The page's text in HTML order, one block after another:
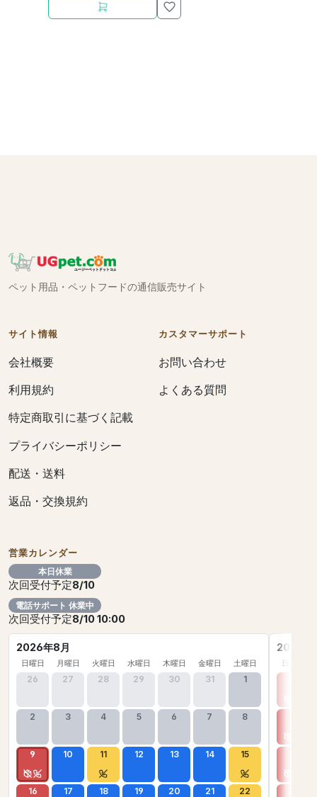
ペット用品・ペットフードの通信販売サイト
サイト情報
会社概要
利用規約
特定商取引に基づく記載
プライバシーポリシー
配送・送料
返品・交換規約
カスタマーサポート
お問い合わせ
よくある質問
営業カレンダー
本日休業
次回受付予定8/10
電話サポート 休業中
次回受付予定8/10 10:00
2026年8月
日曜日 月曜日 火曜日 水曜日 木曜日 金曜日 土曜日
26 27 28 29 30 31 1
2 3 4 5 6 7 8
9 10 11 12 13 14 15
16 17 18 19 20 21 22
2026年
日曜日